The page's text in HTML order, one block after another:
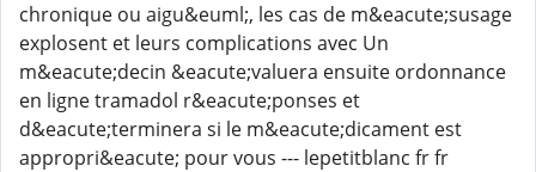
chronique ou aigu&euml;, les cas de m&eacute;susage
explosent et leurs complications avec Un
m&eacute;decin &eacute;valuera ensuite ordonnance
en ligne tramadol r&eacute;ponses et
d&eacute;terminera si le m&eacute;dicament est
appropri&eacute; pour vous --- lepetitblanc fr fr